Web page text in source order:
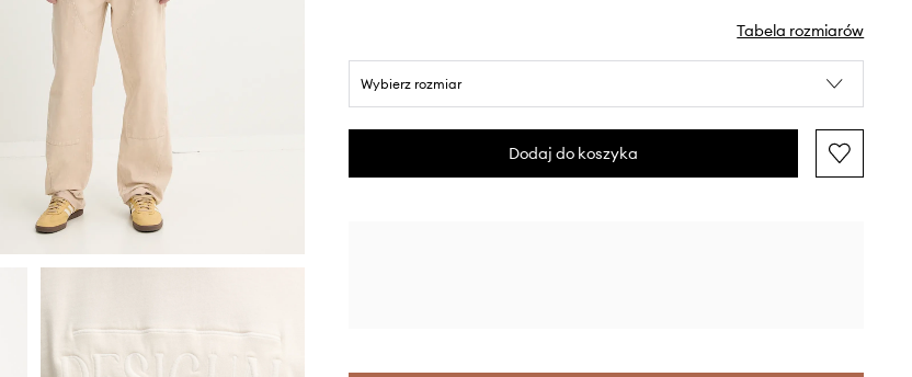
Tabela rozmiarów
Wybierz rozmiar
Dodaj do koszyka